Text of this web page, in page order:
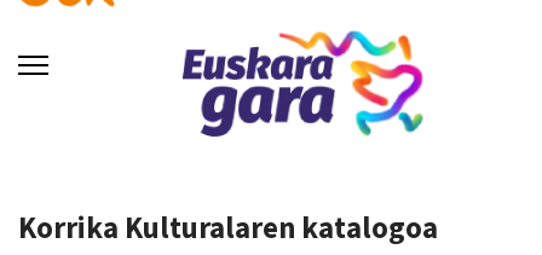
Korrika Kulturalaren katalogoa